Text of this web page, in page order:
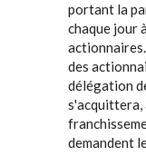
portant la
chaque jour
des
délégation
s'acquittera,
demandent